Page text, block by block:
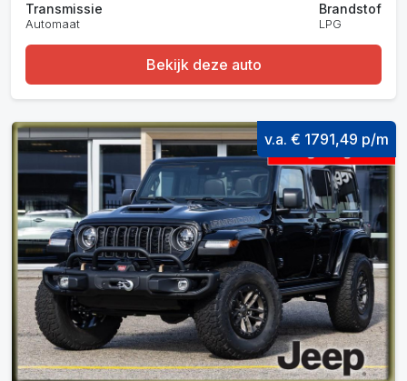
Transmissie
Automaat
Brandstof
LPG
Bekijk deze auto
v.a. € 1791,49 p/m